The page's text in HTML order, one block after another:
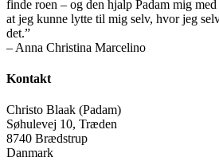
finde roen – og den hjalp Padam mig
at jeg kunne lytte til mig selv, hvor jeg
det.”
– Anna Christina Marcelino
Kontakt
Christo Blaak (Padam)
Søhulevej 10, Træden
8740 Brædstrup
Danmark